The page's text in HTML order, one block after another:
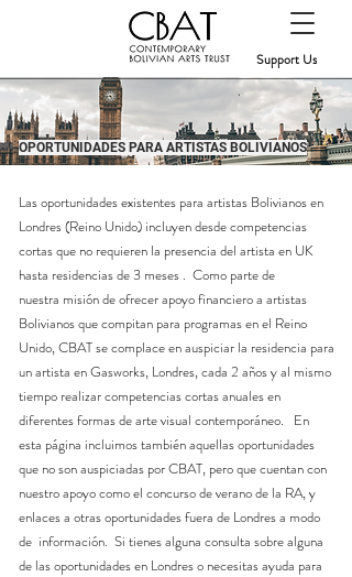
Support Us
OPORTUNIDADES PARA ARTISTAS BOLIVIANOS
Las oportunidades existentes para artistas Bolivianos en
Londres (Reino Unido) incluyen desde competencias
cortas que no requieren la presencia del artista en UK
hasta residencias de 3 meses . Como parte de
nuestra misión de ofrecerapoyo financiero a artistas
Bolivianos que compitan para programas en el Reino
Unido, CBAT se complace en auspiciar la residencia para
un artista en Gasworks, Londres, cada 2 años y al mismo
tiempo realizarcompetenciascortas anuales en
diferentes formas de arte visual contemporáneo. En
esta página incluimostambiénaquellas oportunidades
que no son auspiciadas por CBAT, pero que cuentan con
nuestro apoyo como el concurso de verano de la RA, y
enlaces a otras oportunidades fuera de Londres a modo
de información. Si tienes alguna consulta sobre alguna
de las oportunidades en Londres o necesitasayuda para